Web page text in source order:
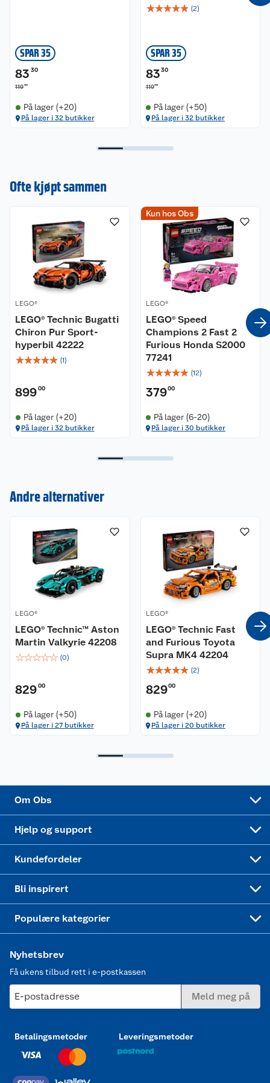
SPAR 35
83 30
11900
På lager (+20)
På lager i 32 butikker
☆☆☆☆☆ (2)
SPAR 35
83 30
11900
På lager (+50)
På lager i 32 butikker
Ofte kjøpt sammen
LEGO®
LEGO® Technic Bugatti
Chiron Pur Sport-
hyperbil 42222
☆☆☆☆☆ (1)
89900
På lager (+20)
På lager i 32 butikker
Kun hos Obs
LEGO®
LEGO® Speed
Champions 2 Fast 2
Furious Honda S2000
77241
☆☆☆☆☆ (12)
37900
På lager (6-20)
På lager i 30 butikker
Andre alternativer
LEGO®
LEGO® Technic™ Aston
Martin Valkyrie 42208
☆☆☆☆☆ (0)
82900
På lager (+50)
På lager i 27 butikker
LEGO®
LEGO® Technic Fast
and Furious Toyota
Supra MK4 42204
☆☆☆☆☆ (2)
82900
På lager (+20)
På lager i 20 butikker
Om Obs
Om oss
Nyheter
Våre butikker
Våre merkevarer
Coop kjeder
Ledige stillinger
Hjelp og support
Kontakt oss
Angre- og returrett
Reklamasjon og garanti
Ofte stilte spørsmål
Betalingsalternativer
Leveringsalternativer
Kjøpsvilkår
Kundefordeler
Åpent kjøp
Klikk og hent
Bli inspirert
Festdrakter til hele familien
Populære kategorier
Hagemøbler og utemøbler
Nyhetsbrev
Få ukens tilbud rett i e-postkassen
E-postadresse Meld meg på
Betalingsmetoder Leveringsmetoder